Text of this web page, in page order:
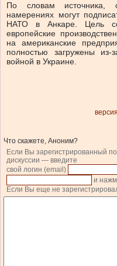
По словам источника,
намерениях могут
НАТО в Анкаре. Цель
европейские
на американские
полностью загружены из-
войной в Украине.
Что скажете, Аноним?
Если Вы зарегистрированный
дискуссии — введите
свой логин (email)
и
Если Вы еще не